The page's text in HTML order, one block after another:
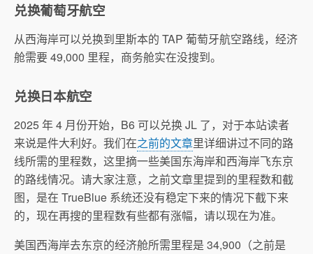
兑换葡萄牙航空
从西海岸可以兑换到里斯本的 TAP 葡萄牙航空路线，经济
舱需要 49,000 里程，商务舱实在没搜到。
兑换日本航空
2025 年 4 月份开始，B6 可以兑换 JL 了，对于本站读者
来说是件大利好。我们在之前的文章里详细讲过不同的路
线所需的里程数，这里摘一些美国东海岸和西海岸飞东京
的路线情况。请大家注意，之前文章里提到的里程数和截
图，是在 TrueBlue 系统还没有稳定下来的情况下截下来
的，现在再搜的里程数有些都有涨幅，请以现在为准。
美国西海岸去东京的经济舱所需里程是 34,900（之前是